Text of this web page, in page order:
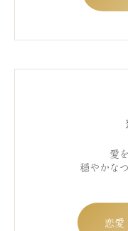
愛
穏やかな
恋愛